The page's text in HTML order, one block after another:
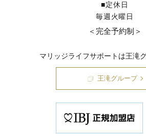
■定休日
毎週火曜日
＜完全予約制＞
マリッジライフサポートは王滝
王滝グループ